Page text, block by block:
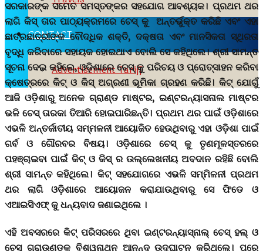
CONTACT
Advertisement Tariff
ସରକାରଙ୍କ ସମେତ ସମସ୍ତଙ୍କର ସହଯୋଗ ଆବଶ୍ୟକ। ପ୍ରଥମ ଥର
ଲାଗି କିସ୍‍ ତାର ପାଠ୍ୟକ୍ରମରେ ଚେସ୍ କୁ ଅନ୍ତର୍ଭୁକ୍ତ କରିଛି ଏବଂ ଏହା
ଛାତ୍ରଛାତ୍ରୀଙ୍କ ବୌଦ୍ଧିକ ଶକ୍ତି, ଦକ୍ଷତା ଏବଂ ମାନସିକତା ସ୍ଥିରତା
ବୃଦ୍ଧି କରିବାରେ ସହାୟକ ହୋଇଥାଏ ବୋଲି ସେ କହିଥିଲେ। ଶ୍ରୀ ସାମନ୍ତ
ସୂଚନା ଦେଇ କହିଲେ, ଓଡ଼ିଶାରେ ଚେସ୍ କୁ ପରିଚୟ ଓ ପ୍ରୋତ୍ସାହନ କରିବା
କ୍ଷେତ୍ରରେ କିଟ୍‍ ଓ କିସ୍‍ ଅଗ୍ରଣୀ ଭୂମିକା ଗ୍ରହଣ କରିଛି। କିଟ୍‍ ଯୋଗୁଁ
ଆଜି ଓଡ଼ିଶାରୁ ଅନେକ ଗ୍ରାଣ୍ଡ ମାଷ୍ଟର, ଇଣ୍ଟରନ୍ୟାସନାଲ ମାଷ୍ଟର
ଭଳି ଚେସ୍‍ ତାରକା ତିଆରି ହୋଇପାରିଛନ୍ତି। ପ୍ରଥମ ଥର ପାଇଁ ଓଡ଼ିଶାରେ
ଏଭଳି ଅନ୍ତର୍ଜାତୀୟ ସମ୍ମଳନୀ ଆୟୋଜିତ ହେଉଥିବାରୁ ଏହା ଓଡ଼ିଶା ପାଇଁ
ଗର୍ବ ଓ ଗୌରବର ବିଷୟ। ଓଡ଼ିଶାରେ ଚେସ୍ କୁ ତୃଣମୂଳସ୍ତରରେ
ପହଞ୍ଚାଇବା ପାଇଁ କିଟ୍‍ ଓ କିସ୍ ର ଉଲ୍ଲେଖନୀୟ ଅବଦାନ ରହିଛି ବୋଲି
ଶ୍ରୀ ସାମନ୍ତ କହିଥିଲେ। କିଟ୍‍ ସହଯୋଗରେ ଏଭଳି ସମ୍ମିଳନୀ ପ୍ରଥମ
ଥର ଲାଗି ଓଡ଼ିଶାରେ ଆୟୋଜନ କରାଯାଉଥିବାରୁ ସେ ଫିଡେ ଓ
ଏଆଇସିଏଫ୍ କୁ ଧନ୍ୟବାଦ ଜଣାଇଥିଲେ ।
ଏହି ଅବସରରେ କିଟ୍ ପରିସରରେ ଥିବା ଇଣ୍ଟରନ୍ୟାସ୍‌ନାଲ୍ ଚେସ୍ ହଲ୍ ଓ
ଚେସ୍ ଗ୍ରାଉଣ୍ଡକୁ ବିଶ୍ୱନାଥନ ଆନନ୍ଦ ଉଦ୍‌ଘାଟନ କରିଥିଲେ। ପରେ